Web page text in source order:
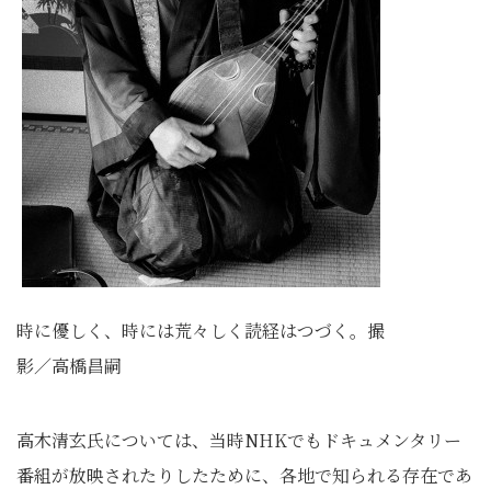
時に優しく、時には荒々しく読経はつづく。撮
影／高橋昌嗣
高木清玄氏については、当時NHKでもドキュメンタリー
番組が放映されたりしたために、各地で知られる存在であ